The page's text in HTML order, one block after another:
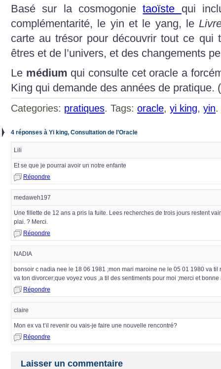
Basé sur la cosmogonietaoïste qui
complémentarité, le yin et le yang, le
carte au trésor pour découvrir tout ce qui
êtres et de l’univers, et des changements
Le médium qui consulte cet oracle a
King qui demande des années de pratique.
Categories: pratiques. Tags: oracle, yi king, yin.
4 réponses à Yi king, Consultation de l’Oracle
Lili
Et se que je pourrai avoir un notre enfante
Répondre
medaweh197
Une fillette de 12 ans a pris la fuite. Lees recherches de trois jours restent
plai. ? Merci.
Répondre
NADIA
bonsoir c nadia nee le 18 06 1981 ;mon mari maroine ne le 05 01 1980 va
va ton divorcer;que voyez vous ,a til des sentiments pour moi ;merci et
Répondre
claire
Mon ex va t’il revenir ou vais-je faire une nouvelle rencontré?
Répondre
Laisser un commentaire